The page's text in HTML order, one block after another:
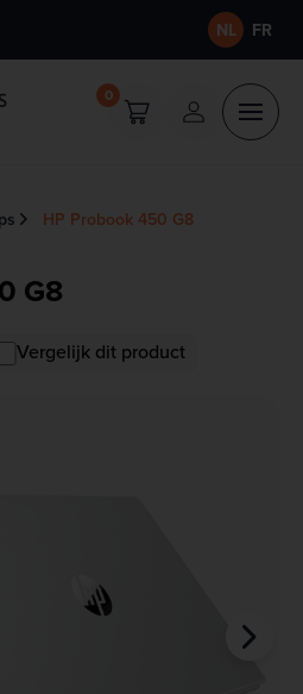
NL FR
0
HP Probook 450 G8
G8
Vergelijk dit product